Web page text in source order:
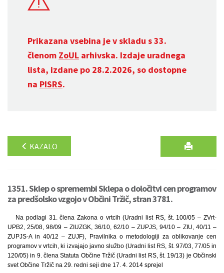
Prikazana vsebina je v skladu s 33.
členom ZoUL arhivska. Izdaje uradnega
lista, izdane po 28.2.2026, so dostopne
na PISRS.
KAZALO
1351. Sklep o spremembi Sklepa o določitvi cen programov
za predšolsko vzgojo v Občini Tržič, stran 3781.
Na podlagi 31. člena Zakona o vrtcih (Uradni list RS, št. 100/05 – ZVrt-
UPB2, 25/08, 98/09 – ZIUZGK, 36/10, 62/10 – ZUPJS, 94/10 – ZIU, 40/11 –
ZUPJS-A in 40/12 – ZUJF), Pravilnika o metodologiji za oblikovanje cen
programov v vrtcih, ki izvajajo javno službo (Uradni list RS, št. 97/03, 77/05 in
120/05) in 9. člena Statuta Občine Tržič (Uradni list RS, št. 19/13) je Občinski
svet Občine Tržič na 29. redni seji dne 17. 4. 2014 sprejel